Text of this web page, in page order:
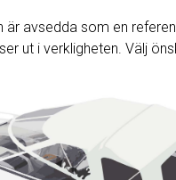
är avsedda som en
ut i verkligheten. Välj